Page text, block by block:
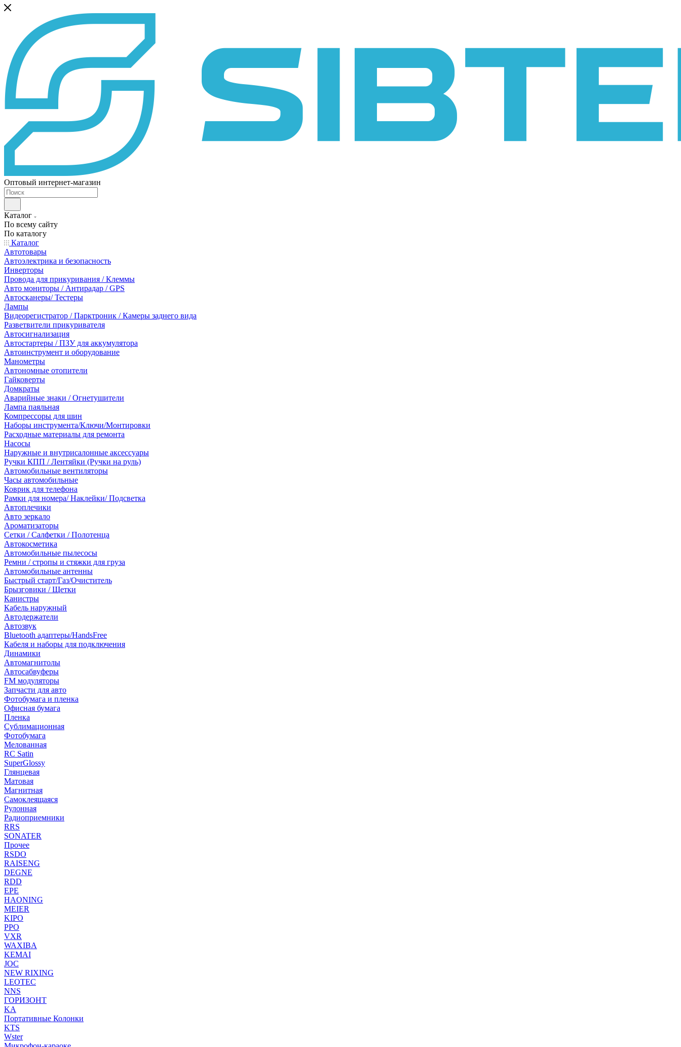
Оптовый интернет-магазин
Каталог
По всему сайту
По каталогу
Каталог
Автотовары
Автоэлектрика и безопасность
Инверторы
Провода для прикуривания / Клеммы
Авто мониторы / Антирадар / GPS
Автосканеры/ Тестеры
Лампы
Видеорегистратор / Парктроник / Камеры заднего вида
Разветвители прикуривателя
Автосигнализация
Автостартеры / ПЗУ для аккумулятора
Автоинструмент и оборудование
Манометры
Автономные отопители
Гайковерты
Домкраты
Аварийные знаки / Огнетушители
Лампа паяльная
Компрессоры для шин
Наборы инструмента/Ключи/Монтировки
Расходные материалы для ремонта
Насосы
Наружные и внутрисалонные аксессуары
Ручки КПП / Лентяйки (Ручки на руль)
Автомобильные вентиляторы
Часы автомобильные
Коврик для телефона
Рамки для номера/ Наклейки/ Подсветка
Автоплечики
Авто зеркало
Ароматизаторы
Сетки / Салфетки / Полотенца
Автокосметика
Автомобильные пылесосы
Ремни / стропы и стяжки для груза
Автомобильные антенны
Быстрый старт/Газ/Очиститель
Брызговики / Щетки
Канистры
Кабель наружный
Автодержатели
Автозвук
Bluetooth адаптеры/HandsFree
Кабеля и наборы для подключения
Динамики
Автомагнитолы
Автосабвуферы
FM модуляторы
Запчасти для авто
Фотобумага и пленка
Офисная бумага
Пленка
Сублимационная
Фотобумага
Мелованная
RC Satin
SuperGlossy
Глянцевая
Матовая
Магнитная
Самоклеящаяся
Рулонная
Радиоприемники
RRS
SONATER
Прочее
RSDO
RAISENG
DEGNE
RDD
EPE
HAONING
MEIER
KIPO
PPO
VXR
WAXIBA
KEMAI
JOC
NEW RIXING
LEOTEC
NNS
ГОРИЗОНТ
KA
Портативные Колонки
KTS
Wster